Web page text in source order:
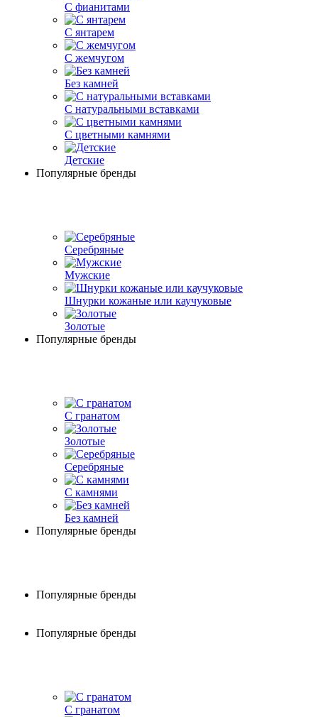
С фианитами
С янтарем
С жемчугом
Без камней
С натуральными вставками
С цветными камнями
Детские
Популярные бренды
Серебряные
Мужские
Шнурки кожаные или каучуковые
Золотые
Популярные бренды
С гранатом
Золотые
Серебряные
С камнями
Без камней
Популярные бренды
Популярные бренды
Популярные бренды
С гранатом